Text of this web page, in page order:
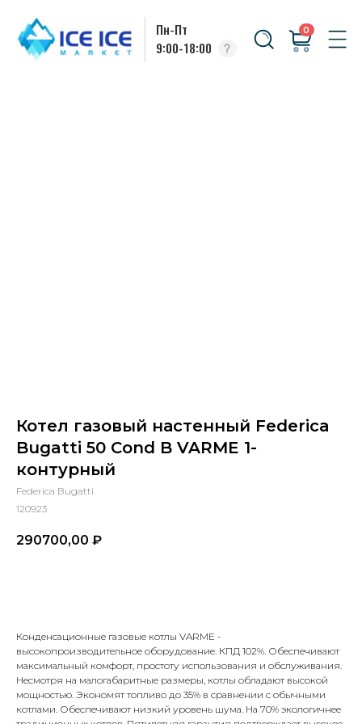
9:00-18:00
Котел газовый настенный Federica
Bugatti 50 Cond B VARME 1-
контурный
Federica Bugatti
120923
290700,00 ₽
Конденсационные газовые котлы VARME -
высокопроизводительное оборудование. КПД 102%. Обеспечивают
максимальный комфорт, простоту использования и обслуживания.
Несмотря на малогабаритные размеры, котлы обладают высокой
мощностью. Экономят топливо до 35% в сравнении с обычными
котлами. Обеспечивают низкий уровень шума. На 70% экологичнее
Адрес
Г.Москва Волоколамское шоссе,
71/22к2
КОНТАКТЫ